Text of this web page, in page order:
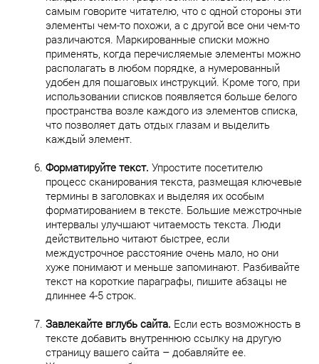
самым говорите читателю, что с одной стороны эти
элементы чем-то похожи, а с другой все они чем-то
различаются. Маркированные списки можно
применять, когда перечисляемые элементы можно
располагать в любом порядке, а нумерованный
удобен для пошаговых инструкций. Кроме того, при
использовании списков появляется больше белого
пространства возле каждого из элементов списка,
что позволяет дать отдых глазам и выделить
каждый элемент.
Форматируйте текст. Упростите посетителю
процесс сканирования текста, размещая ключевые
термины в заголовках и выделяя их особым
форматированием в тексте. Большие межстрочные
интервалы улучшают читаемость текста. Люди
действительно читают быстрее, если
междустрочное расстояние очень мало, но они
хуже понимают и меньше запоминают. Разбивайте
текст на короткие параграфы, пишите абзацы не
длиннее 4-5 строк.
Завлекайте вглубь сайта. Если есть возможность в
тексте добавить внутреннюю ссылку на другую
страницу вашего сайта – добавляйте ее.